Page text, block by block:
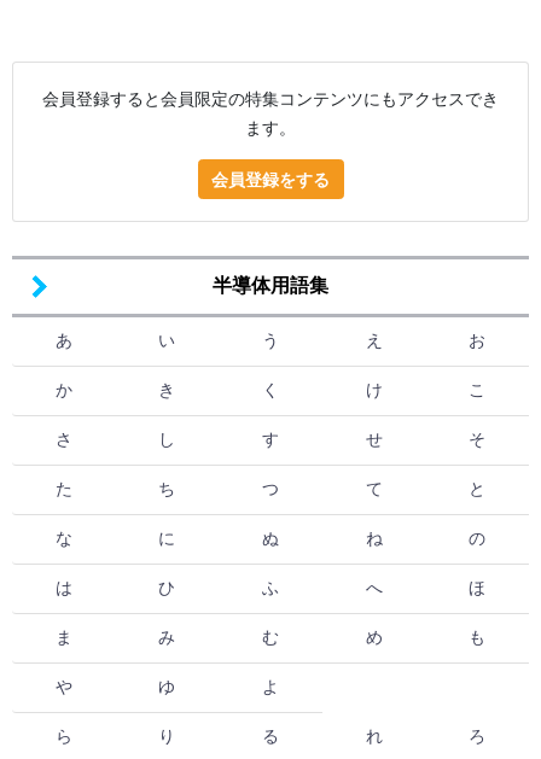
半導体用語集
あ い う え お
か き く け こ
さ し す せ そ
た ち つ て と
な に ぬ ね の
は ひ ふ へ ほ
ま み む め も
や ゆ よ
ら り る れ ろ
会員登録すると会員限定の特集コンテンツにもアクセスでき
ます。
会員登録をする